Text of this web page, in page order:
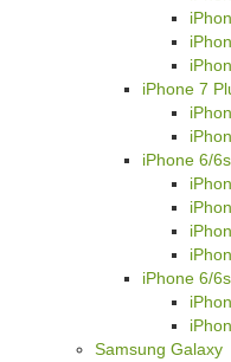
iPhone 7
iPhone 6/6s
iPhone 6/
Samsung Galaxy